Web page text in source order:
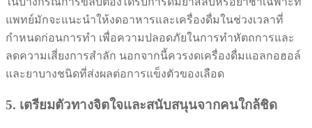
แพทย์มักจะแนะนำให้งดอาหารและเครื่องดื่มในช่วงเวลาที่
กำหนดก่อนการทำ เพื่อความปลอดภัยในการทำหัตถการและ
ลดความเสี่ยงการสำลัก นอกจากนี้ควรงดเครื่องดื่มแอลกอฮอล์
และยาบางชนิดที่ส่งผลต่อการแข็งตัวของเลือด
5. เตรียมตัวทางจิตใจและสนับสนุนจากคนใกล้ชิด